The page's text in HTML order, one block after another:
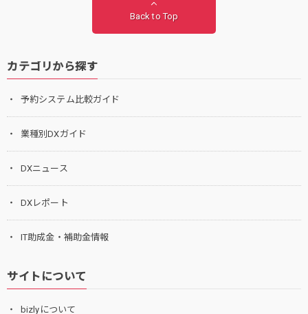
Back to Top
カテゴリから探す
予約システム比較ガイド
業種別DXガイド
DXニュース
DXレポート
IT助成金・補助金情報
サイトについて
bizlyについて